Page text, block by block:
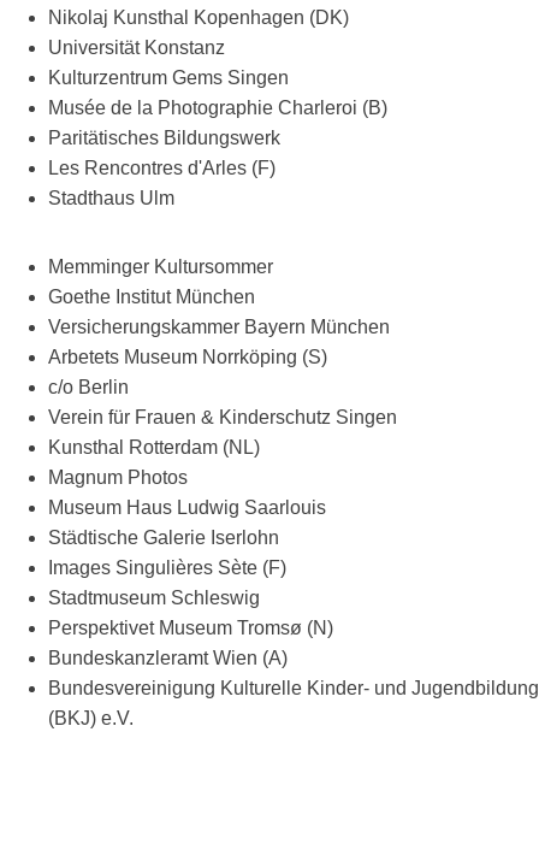
Nikolaj Kunsthal Kopenhagen (DK)
Universität Konstanz
Kulturzentrum Gems Singen
Musée de la Photographie Charleroi (B)
Paritätisches Bildungswerk
Les Rencontres d'Arles (F)
Stadthaus Ulm
Memminger Kultursommer
Goethe Institut München
Versicherungskammer Bayern München
Arbetets Museum Norrköping (S)
c/o Berlin
Verein für Frauen & Kinderschutz Singen
Kunsthal Rotterdam (NL)
Magnum Photos
Museum Haus Ludwig Saarlouis
Städtische Galerie Iserlohn
Images Singulières Sète (F)
Stadtmuseum Schleswig
Perspektivet Museum Tromsø (N)
Bundeskanzleramt Wien (A)
Bundesvereinigung Kulturelle Kinder- und Jugendbildung
(BKJ) e.V.